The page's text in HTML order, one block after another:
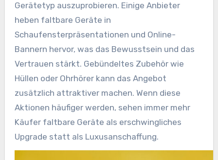
Gerätetyp auszuprobieren. Einige Anbieter
heben faltbare Geräte in
Schaufensterpräsentationen und Online-
Bannern hervor, was das Bewusstsein und das
Vertrauen stärkt. Gebündeltes Zubehör wie
Hüllen oder Ohrhörer kann das Angebot
zusätzlich attraktiver machen. Wenn diese
Aktionen häufiger werden, sehen immer mehr
Käufer faltbare Geräte als erschwingliches
Upgrade statt als Luxusanschaffung.